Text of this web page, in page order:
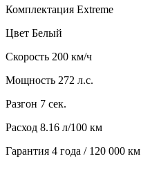
Комплектация Extreme
Цвет Белый
Скорость 200 км/ч
Мощность 272 л.с.
Разгон 7 сек.
Расход 8.16 л/100 км
Гарантия 4 года / 120 000 км